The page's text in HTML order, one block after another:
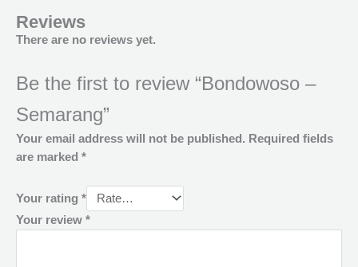
Reviews
There are no reviews yet.
Be the first to review “Bondowoso –
Semarang”
Your email address will not be published. Required fields
are marked *
Your rating *
Your review *